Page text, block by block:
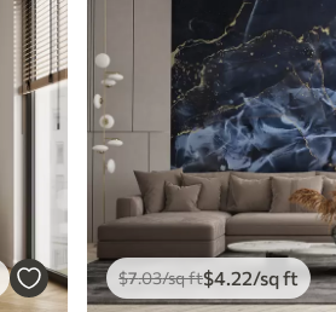
$7.03/sq ft$4 .22/sq ft